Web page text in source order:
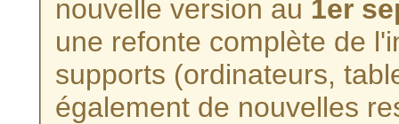
nouvelle version au 1er
une refonte complète de
supports (ordinateurs,
également de nouvelles